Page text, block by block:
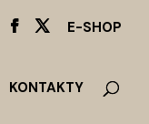
E-SHOP
KONTAKTY